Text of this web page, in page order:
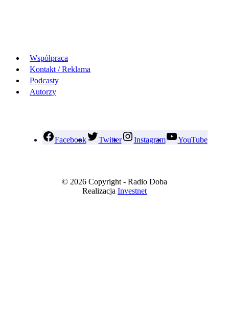
Współpraca
Kontakt / Reklama
Podcasty
Autorzy
Facebook Twitter Instagram YouTube
© 2026 Copyright - Radio Doba
Realizacja Investnet